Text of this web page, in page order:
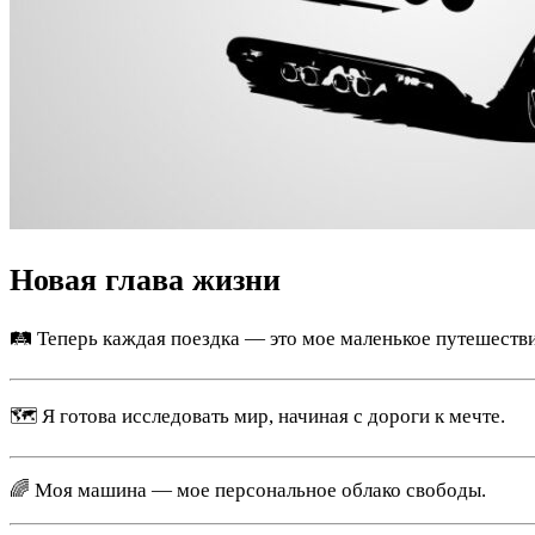
Новая глава жизни
🛤️ Теперь каждая поездка — это мое маленькое
🗺️ Я готова исследовать мир, начиная с дороги к мечте.
🌈 Моя машина — мое персональное облако свободы.